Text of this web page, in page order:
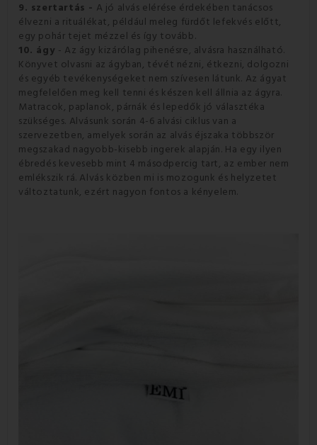
9. szertartás - A jó alvás elérése érdekében tanácsos
élvezni a rituálékat, például meleg fürdőt lefekvés előtt,
egy pohár tejet mézzel és így tovább.
10. ágy - Az ágy kizárólag pihenésre, alvásra használható.
Könyvet olvasni az ágyban, tévét nézni, étkezni, dolgozni
és egyéb tevékenységeket nem szívesen látunk. Az ágyat
megfelelően meg kell tenni és készen kell állnia az ágyra.
Matracok, paplanok, párnák és lepedők jó választéka
szükséges. Alvásunk során 4-6 alvási ciklus van a
szervezetben, amelyek során az alvás éjszaka többször
megszakad nagyobb-kisebb ingerek alapján. Ha egy ilyen
ébredés kevesebb mint 4 másodpercig tart, az ember nem
emlékszik rá. Alvás közben mi is mozogunk és helyzetet
változtatunk, ezért nagyon fontos a kényelem.